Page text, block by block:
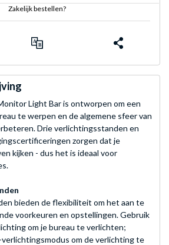
Zakelijk bestellen?
Light Bar is ontworpen om een
te werpen en de algemene sfeer van
Drie verlichtingsstanden en
zorgen dat je
kijken - dus het is ideaal voor
bieden de flexibiliteit om het aan te
voorkeuren en opstellingen. Gebruik
om je bureau te verlichten;
om de verlichting te